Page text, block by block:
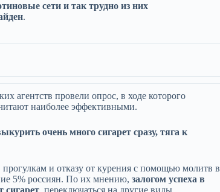
сети и так трудно из них
.
агентств провели опрос, в ходе которого
наиболее эффективными.
очень много сигарет сразу, тяга к
и отказу от курения с помощью молитв в
5% россиян. По их мнению,залогом успеха в
сигарет, переключаться на другие виды